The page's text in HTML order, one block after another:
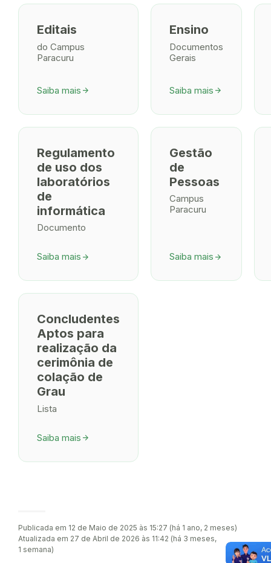
Editais
do Campus
Paracuru
Saiba mais arrow_forward
Ensino
Documentos
Gerais
Saiba mais arrow_forward
Regulamento
de uso dos
laboratórios
de
informática
Documento
Saiba mais arrow_forward
Gestão
de
Pessoas
Campus
Paracuru
Saiba mais arrow_forward
Concludentes
Aptos para
realização da
cerimônia de
colação de
Grau
Lista
Saiba mais arrow_forward
Publicada em 12 de Maio de 2025 às 15:27 (há 1 ano, 2 meses)
Atualizada em 27 de Abril de 2026 às 11:42 (há 3 meses,
1 semana)